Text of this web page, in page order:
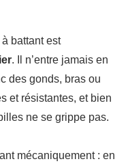
battant est
. Il n’entre jamais en
des gonds, bras ou
et résistantes, et bien
ne se grippe pas.
mécaniquement : en